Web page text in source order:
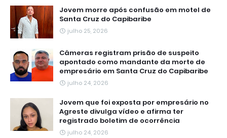
Jovem morre após confusão em motel de
Santa Cruz do Capibaribe
julho 25, 2026
Câmeras registram prisão de suspeito
apontado como mandante da morte de
empresário em Santa Cruz do Capibaribe
julho 24, 2026
Jovem que foi exposta por empresário no
Agreste divulga vídeo e afirma ter
registrado boletim de ocorrência
julho 24, 2026